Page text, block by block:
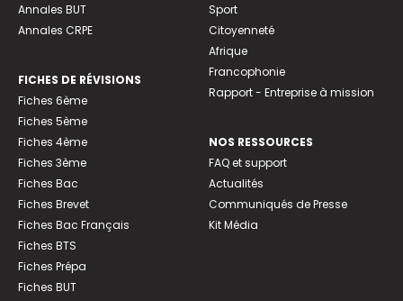
Annales BUT
Annales CRPE
FICHES DE RÉVISIONS
Fiches 6ème
Fiches 5ème
Fiches 4ème
Fiches 3ème
Fiches Bac
Fiches Brevet
Fiches Bac Français
Fiches BTS
Fiches Prépa
Fiches BUT
Sport
Citoyenneté
Afrique
Francophonie
Rapport - Entreprise à mission
NOS RESSOURCES
FAQ et support
Actualités
Communiqués de Presse
Kit Média